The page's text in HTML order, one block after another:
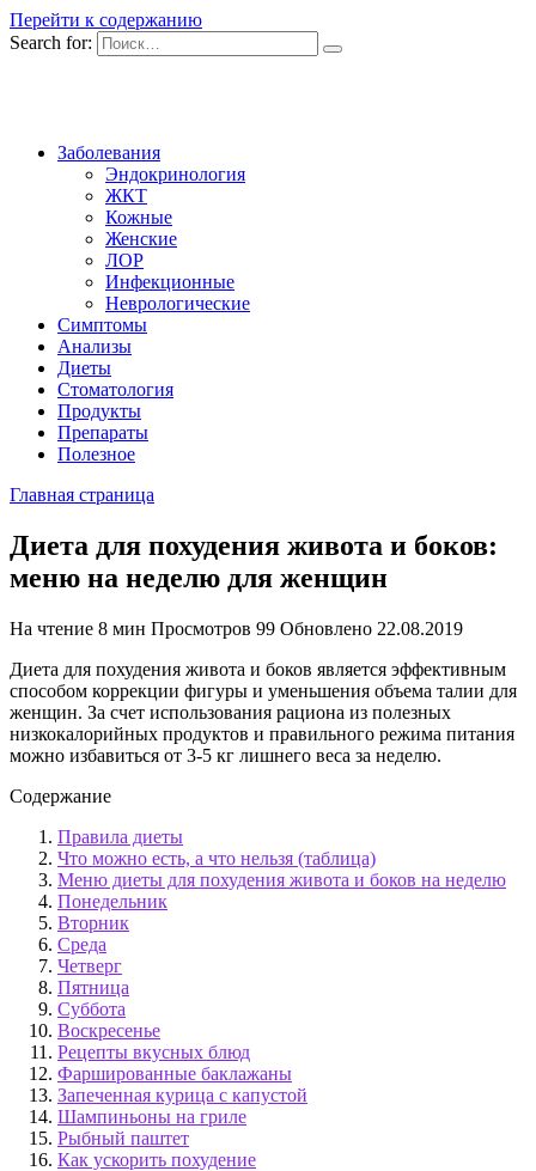
Перейти к содержанию
Search for:
Заболевания
Эндокринология
ЖКТ
Кожные
Женские
ЛОР
Инфекционные
Неврологические
Симптомы
Анализы
Диеты
Стоматология
Продукты
Препараты
Полезное
Главная страница
Диета для похудения живота и боков:
меню на неделю для женщин
На чтение 8 мин Просмотров 99 Обновлено 22.08.2019
Диета для похудения живота и боков является эффективным
способом коррекции фигуры и уменьшения объема талии для
женщин. За счет использования рациона из полезных
низкокалорийных продуктов и правильного режима питания
можно избавиться от 3-5 кг лишнего веса за неделю.
Содержание
Правила диеты
Что можно есть, а что нельзя (таблица)
Меню диеты для похудения живота и боков на неделю
Понедельник
Вторник
Среда
Четверг
Пятница
Суббота
Воскресенье
Рецепты вкусных блюд
Фаршированные баклажаны
Запеченная курица с капустой
Шампиньоны на гриле
Рыбный паштет
Как ускорить похудение